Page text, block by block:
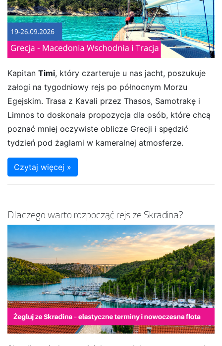
Kapitan Timi, który czarteruje u nas jacht, poszukuje
załogi na tygodniowy rejs po północnym Morzu
Egejskim. Trasa z Kavali przez Thasos, Samotrakę i
Limnos to doskonała propozycja dla osób, które chcą
poznać mniej oczywiste oblicze Grecji i spędzić
tydzień pod żaglami w kameralnej atmosferze.
Czytaj więcej »
Dlaczego warto rozpocząć rejs ze Skradina?